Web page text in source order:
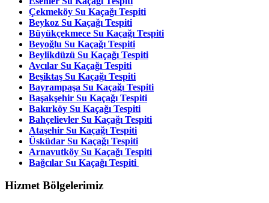
Çekmeköy Su Kaçağı Tespiti
Beykoz Su Kaçağı Tespiti
Büyükçekmece Su Kaçağı Tespiti
Beyoğlu Su Kaçağı Tespiti
Beylikdüzü Su Kaçağı Tespiti
Avcılar Su Kaçağı Tespiti
Beşiktaş Su Kaçağı Tespiti
Bayrampaşa Su Kaçağı Tespiti
Başakşehir Su Kaçağı Tespiti
Bakırköy Su Kaçağı Tespiti
Bahçelievler Su Kaçağı Tespiti
Ataşehir Su Kaçağı Tespiti
Üsküdar Su Kaçağı Tespiti
Arnavutköy Su Kaçağı Tespiti
Bağcılar Su Kaçağı Tespiti
Hizmet Bölgelerimiz